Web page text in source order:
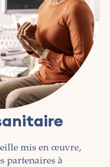
mis en œuvre,
partenaires à